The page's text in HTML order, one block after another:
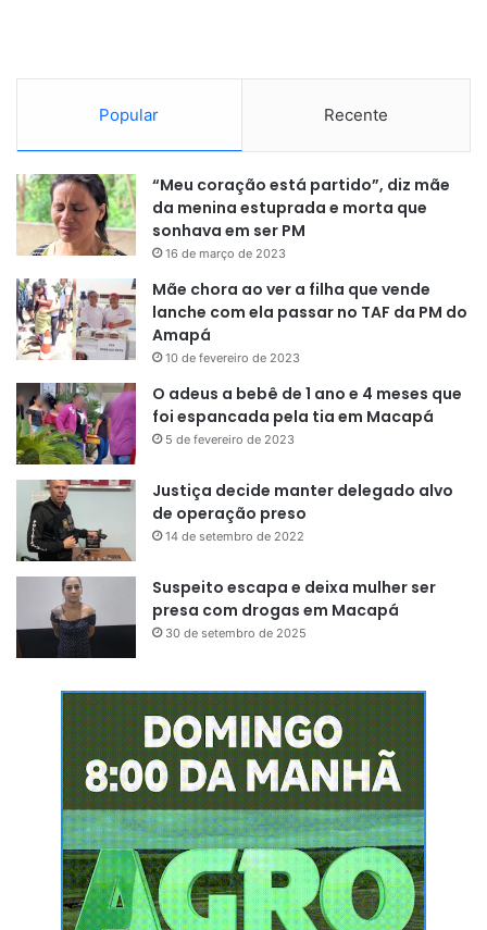
pornográfico envolvendo criança e adolescente, além de
estupro de vulnerável. Em caso de condenação, a pena
pode chegar a 23 anos de reclusão e multa.
Bad Way: O investigado mantinha
inglês, recebendo e enviando
conteúdo envolvendo pornografia
infanto-juvenil, daí a nome Bad
Way (mau caminho, em tradução
livre)
Imagens: Divulgação
Popular Recente
“Meu coração está partido”, diz mãe
da menina estuprada e morta que
sonhava em ser PM
16 de março de 2023
Mãe chora ao ver a filha que vende
lanche com ela passar no TAF da PM do
Amapá
10 de fevereiro de 2023
O adeus a bebê de 1 ano e 4 meses que
foi espancada pela tia em Macapá
5 de fevereiro de 2023
Justiça decide manter delegado alvo
de operação preso
14 de setembro de 2022
Suspeito escapa e deixa mulher ser
presa com drogas em Macapá
30 de setembro de 2025